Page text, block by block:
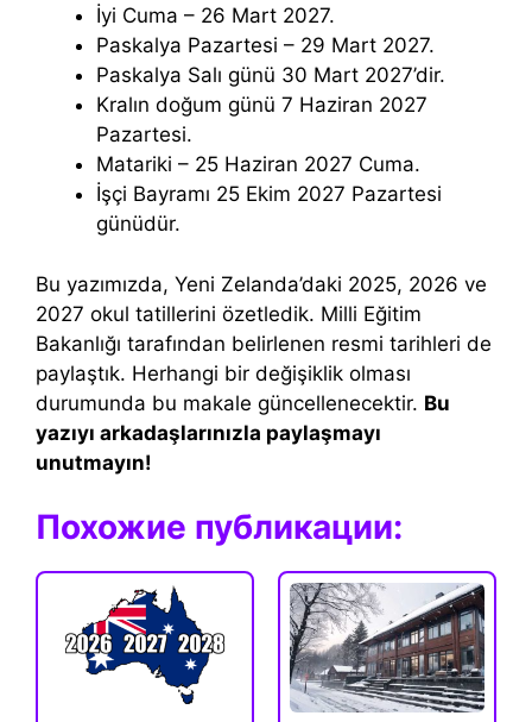
İyi Cuma – 26 Mart 2027.
Paskalya Pazartesi – 29 Mart 2027.
Paskalya Salı günü 30 Mart 2027’dir.
Kralın doğum günü 7 Haziran 2027
Pazartesi.
Matariki – 25 Haziran 2027 Cuma.
İşçi Bayramı 25 Ekim 2027 Pazartesi
günüdür.
Bu yazımızda, Yeni Zelanda’daki 2025, 2026 ve
2027 okul tatillerini özetledik. Milli Eğitim
Bakanlığı tarafından belirlenen resmi tarihleri ​​de
paylaştık. Herhangi bir değişiklik olması
durumunda bu makale güncellenecektir. Bu
yazıyı arkadaşlarınızla paylaşmayı
unutmayın!
Похожие публикации: